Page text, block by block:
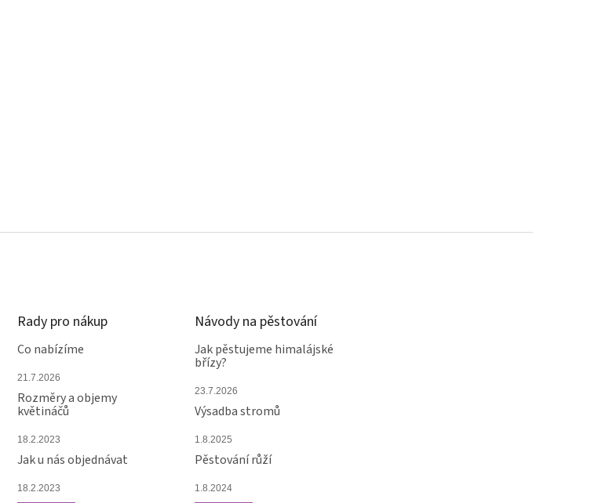
Rady pro nákup
Co nabízíme
21.7.2026
Rozměry a objemy
květináčů
18.2.2023
Jak u nás objednávat
18.2.2023
Návody na pěstování
Jak pěstujeme himalájské
břízy?
23.7.2026
Výsadba stromů
1.8.2025
Pěstování růží
1.8.2024